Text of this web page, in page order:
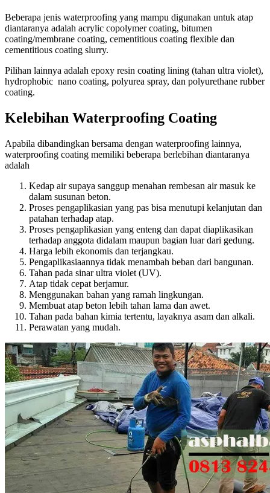
Beberapa jenis waterproofing yang mampu digunakan untuk atap
diantaranya adalah acrylic copolymer coating, bitumen
coating/membrane coating, cementitious coating flexible dan
cementitious coating slurry.
Pilihan lainnya adalah epoxy resin coating lining (tahan ultra violet),
hydrophobic nano coating, polyurea spray, dan polyurethane rubber
coating.
Kelebihan Waterproofing Coating
Apabila dibandingkan bersama dengan waterproofing lainnya,
waterproofing coating memiliki beberapa berlebihan diantaranya
adalah
Kedap air supaya sanggup menahan rembesan air masuk ke
dalam susunan beton.
Proses pengaplikasian yang pas bisa menutupi kelanjutan dan
patahan terhadap atap.
Proses pengaplikasian yang enteng dan dapat diaplikasikan
terhadap anggota didalam maupun bagian luar dari gedung.
Harga lebih ekonomis dan terjangkau.
Pengaplikasiaannya tidak menambah beban dari bangunan.
Tahan pada sinar ultra violet (UV).
Atap tidak cepat berjamur.
Menggunakan bahan yang ramah lingkungan.
Membuat atap beton lebih tahan lama dan awet.
Tahan pada bahan kimia tertentu, layaknya asam dan alkali.
Perawatan yang mudah.